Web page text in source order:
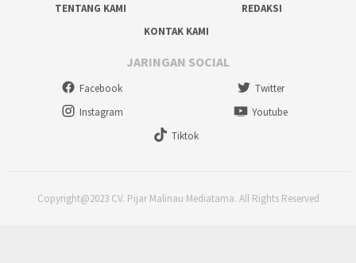
TENTANG KAMI
REDAKSI
KONTAK KAMI
JARINGAN SOCIAL
Facebook
Twitter
Instagram
Youtube
Tiktok
Copyright@2023 CV. Pijar Malinau Mediatama. All Rights Reserved